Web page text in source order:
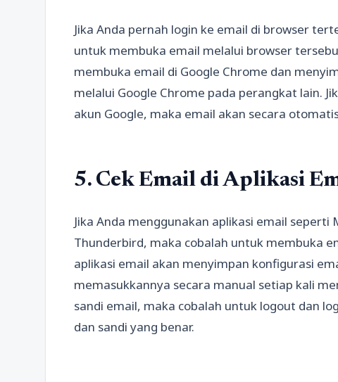
Jika Anda pernah login ke email di browser
untuk membuka email melalui browser
membuka email di Google Chrome dan
melalui Google Chrome pada perangkat lain.
akun Google, maka email akan secara
5. Cek Email di Aplikasi
Jika Anda menggunakan aplikasi email
Thunderbird, maka cobalah untuk membuka
aplikasi email akan menyimpan konfigurasi
memasukkannya secara manual setiap kali
sandi email, maka cobalah untuk logout dan
dan sandi yang benar.